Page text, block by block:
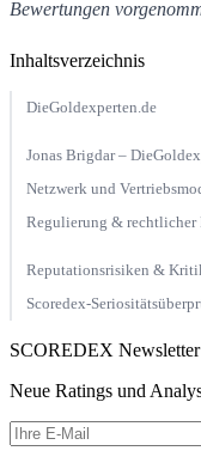
Bewertungen
Inhaltsverzeichnis
DieGoldexperten.de
Jonas Brigdar –
Netzwerk und
Regulierung & rechtlicher
Reputationsrisiken &
Scoredex-
SCOREDEX Newsletter
Neue Ratings und